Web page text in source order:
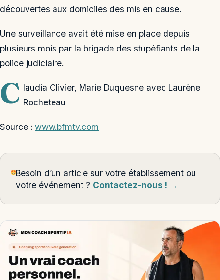
découvertes aux domiciles des mis en cause.
Une surveillance avait été mise en place depuis
plusieurs mois par la brigade des stupéfiants de la
police judiciaire.
C laudia Olivier, Marie Duquesne avec Laurène
Rocheteau
Source : www.bfmtv.com
Besoin d’un article sur votre établissement ou
votre événement ? Contactez-nous ! →